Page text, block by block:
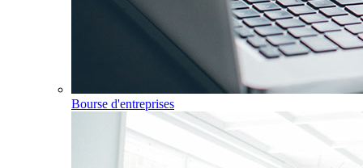
Bourse d'entreprises